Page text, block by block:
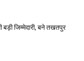
जिम्मेदारी, बने तखतपुर